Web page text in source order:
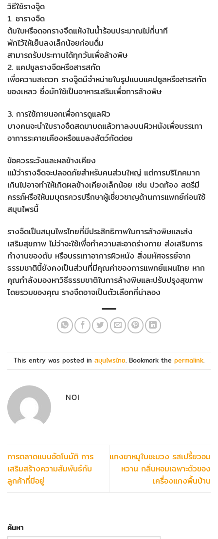
วิธีใช้รางจู๊ด
1. ชารางจืด
ต้มใบหรือดอกรางจืดแห้งในน้ำร้อนประมาณไม่กี่นาที
พักไว้ให้เย็นลงเล็กน้อยก่อนดื่ม
สามารถรับประทานได้ทุกวันเพื่อล้างพิษ
2. แคปซูลรางจืดหรือสารสกัด
เพื่อความสะดวก รางจู๊ดมีจำหน่ายในรูปแบบแคปซูลหรือสารสกัด
ของเหลว ซึ่งมักใช้เป็นอาหารเสริมเพื่อการล้างพิษ
3. การใช้ภายนอกเพื่อการดูแลผิว
บางคนจะนำใบรางจืดสดมาบดแล้วทาลงบนผิวหนังเพื่อบรรเทา
อาการระคายเคืองหรือแมลงสัตว์กัดต่อย
ข้อควรระวังและผลข้างเคียง
แม้ว่ารางจืดจะปลอดภัยสำหรับคนส่วนใหญ่ แต่การบริโภคมาก
เกินไปอาจทำให้เกิดผลข้างเคียงเล็กน้อย เช่น ปวดท้อง สตรีมี
ครรภ์หรือให้นมบุตรควรปรึกษาผู้เชี่ยวชาญด้านการแพทย์ก่อนใช้
สมุนไพรนี้
รางจืดเป็นสมุนไพรไทยที่มีประสิทธิภาพในการล้างพิษและส่ง
เสริมสุขภาพ ไม่ว่าจะใช้เพื่อทำความสะอาดร่างกาย ส่งเสริมการ
ทำงานของตับ หรือบรรเทาอาการผิวหนัง สิ่งมหัศจรรย์จาก
ธรรมชาตินี้ยังคงเป็นส่วนที่มีคุณค่าของการแพทย์แผนไทย หาก
คุณกำลังมองหาวิธีธรรมชาติในการล้างพิษและปรับปรุงสุขภาพ
โดยรวมของคุณ รางจืดอาจเป็นตัวเลือกที่น่าลอง
This entry was posted in สมุนไพรไทย. Bookmark the permalink.
NOI
การตลาดแบบอัตโนมัติ การ
เสริมสร้างความสัมพันธ์กับ
ลูกค้าที่มีอยู่
แกงขาหมูใบชะมวง รสเปรี้ยวอม
หวาน กลิ่นหอมเฉพาะตัวของ
เครื่องแกงพื้นบ้าน
ค้นหา